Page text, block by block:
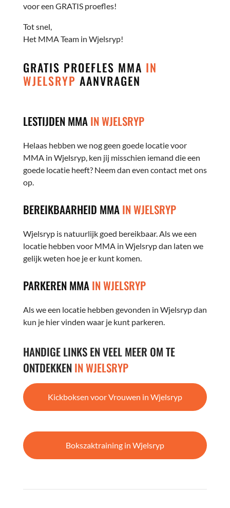
voor een GRATIS proefles!
Tot snel,
Het MMA Team in Wjelsryp!
GRATIS PROEFLES MMA IN
WJELSRYP AANVRAGEN
LESTIJDEN MMAIN WJELSRYP
Helaas hebben we nog geen goede locatie voor
MMA in Wjelsryp, ken jij misschien iemand die een
goede locatie heeft? Neem dan even contact met ons
op.
BEREIKBAARHEID MMAIN WJELSRYP
Wjelsryp is natuurlijk goed bereikbaar. Als we een
locatie hebben voor MMA in Wjelsryp dan laten we
gelijk weten hoe je er kunt komen.
PARKEREN MMAIN WJELSRYP
Als we een locatie hebben gevonden in Wjelsryp dan
kun je hier vinden waar je kunt parkeren.
HANDIGE LINKS EN VEEL MEER OM TE
ONTDEKKENIN WJELSRYP
Kickboksen voor Vrouwen in Wjelsryp
Bokszaktraining in Wjelsryp